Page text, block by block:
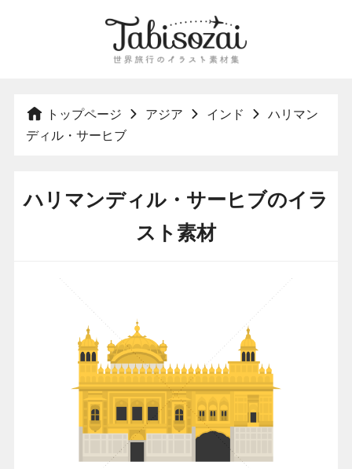
トップページ アジア インド
ハリマン
ディル・サーヒブ
ハリマンディル・サーヒブのイラ
スト素材